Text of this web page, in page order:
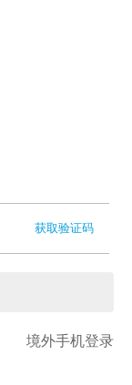
获取验证码
境外手机登录